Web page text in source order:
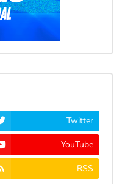
Twitter
YouTube
RSS